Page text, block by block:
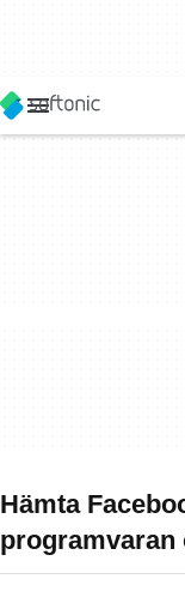
Hämta
programvaran